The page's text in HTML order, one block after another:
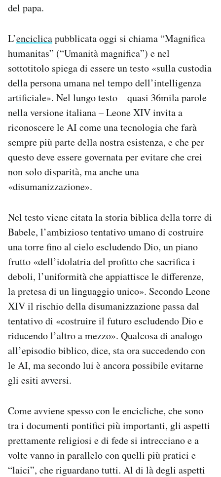
del papa.
L’enciclicapubblicata oggi si chiama “Magnifica
humanitas” (“Umanità magnifica”) e nel
sottotitolo spiega di essere un testo «sulla custodia
della persona umana nel tempo dell’intelligenza
artificiale». Nel lungo testo – quasi 36mila parole
nella versione italiana – Leone XIV invita a
riconoscere le AI come una tecnologia che farà
sempre più parte della nostra esistenza, e che per
questo deve essere governata per evitare che crei
non solo disparità, ma anche una
«disumanizzazione».
Nel testo viene citata la storia biblica della torre di
Babele, l’ambizioso tentativo umano di costruire
una torre fino al cielo escludendo Dio, un piano
frutto «dell’idolatria del profitto che sacrifica i
deboli, l’uniformità che appiattisce le differenze,
la pretesa di un linguaggio unico». Secondo Leone
XIV il rischio della disumanizzazione passa dal
tentativo di «costruire il futuro escludendo Dio e
riducendo l’altro a mezzo». Qualcosa di analogo
all’episodio biblico, dice, sta ora succedendo con
le AI, ma secondo lui è ancora possibile evitarne
gli esiti avversi.
Come avviene spesso con le encicliche, che sono
tra i documenti pontifici più importanti, gli aspetti
prettamente religiosi e di fede si intrecciano e a
volte vanno in parallelo con quelli più pratici e
“laici”, che riguardano tutti. Al di là degli aspetti